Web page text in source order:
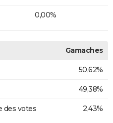
0,00%
Gamaches
50,62%
49,38%
des votes
2,43%